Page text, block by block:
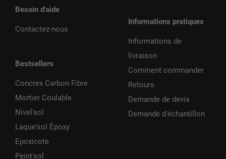
Besoin d'aide
Contactez-nous
Bestsellers
Concrex Carbon Fibre
Mortier Coulable
Nivel'sol
Laque'sol Époxy
Epoxicote
Peint'sol
Informations pratiques
Informations de
livraison
Comment commander
Retours
Demande de devis
Demande d'échantillon